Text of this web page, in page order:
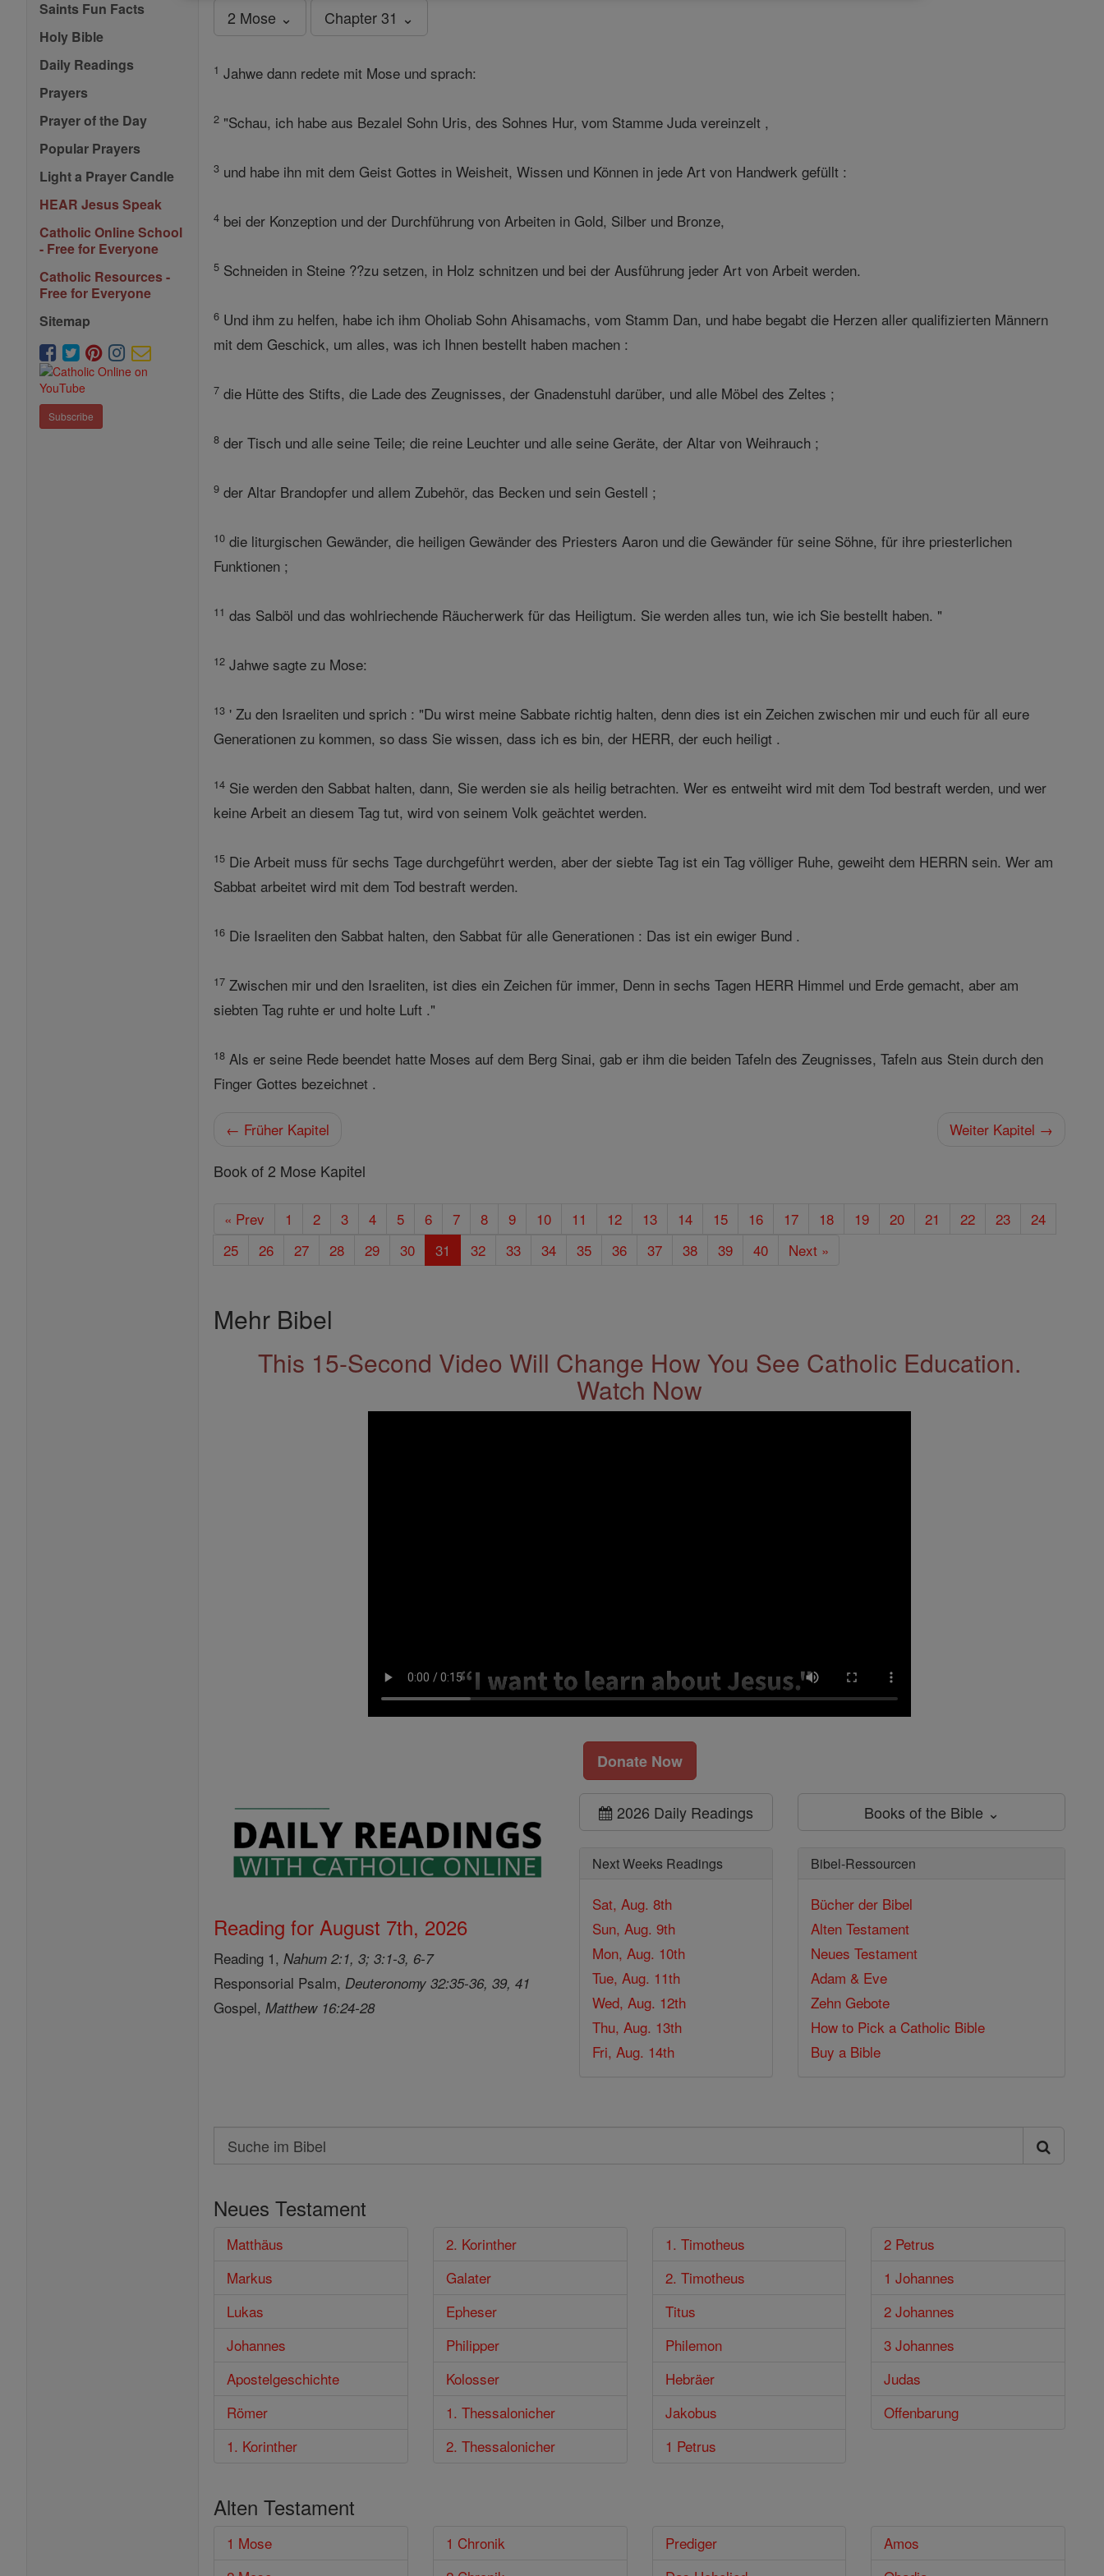
Saints Fun Facts
Holy Bible
Daily Readings
Prayers
Prayer of the Day
Popular Prayers
Light a Prayer Candle
HEAR Jesus Speak
Catholic Online School
- Free for Everyone
Catholic Resources -
Free for Everyone
Sitemap
Subscribe
2 Mose ⌄ Chapter 31 ⌄
1 Jahwe dann redete mit Mose und sprach:
2 "Schau, ich habe aus Bezalel Sohn Uris, des Sohnes Hur, vom Stamme Juda vereinzelt ,
3 und habe ihn mit dem Geist Gottes in Weisheit, Wissen und Können in jede Art von Handwerk gefüllt :
4 bei der Konzeption und der Durchführung von Arbeiten in Gold, Silber und Bronze,
5 Schneiden in Steine ??zu setzen, in Holz schnitzen und bei der Ausführung jeder Art von Arbeit werden.
6 Und ihm zu helfen, habe ich ihm Oholiab Sohn Ahisamachs, vom Stamm Dan, und habe begabt die Herzen aller qualifizierten Männern
mit dem Geschick, um alles, was ich Ihnen bestellt haben machen :
7 die Hütte des Stifts, die Lade des Zeugnisses, der Gnadenstuhl darüber, und alle Möbel des Zeltes ;
8 der Tisch und alle seine Teile; die reine Leuchter und alle seine Geräte, der Altar von Weihrauch ;
9 der Altar Brandopfer und allem Zubehör, das Becken und sein Gestell ;
10 die liturgischen Gewänder, die heiligen Gewänder des Priesters Aaron und die Gewänder für seine Söhne, für ihre priesterlichen
Funktionen ;
11 das Salböl und das wohlriechende Räucherwerk für das Heiligtum. Sie werden alles tun, wie ich Sie bestellt haben. "
12 Jahwe sagte zu Mose:
13 ' Zu den Israeliten und sprich : "Du wirst meine Sabbate richtig halten, denn dies ist ein Zeichen zwischen mir und euch für all eure
Generationen zu kommen, so dass Sie wissen, dass ich es bin, der HERR, der euch heiligt .
14 Sie werden den Sabbat halten, dann, Sie werden sie als heilig betrachten. Wer es entweiht wird mit dem Tod bestraft werden, und wer
keine Arbeit an diesem Tag tut, wird von seinem Volk geächtet werden.
15 Die Arbeit muss für sechs Tage durchgeführt werden, aber der siebte Tag ist ein Tag völliger Ruhe, geweiht dem HERRN sein. Wer am
Sabbat arbeitet wird mit dem Tod bestraft werden.
16 Die Israeliten den Sabbat halten, den Sabbat für alle Generationen : Das ist ein ewiger Bund .
17 Zwischen mir und den Israeliten, ist dies ein Zeichen für immer, Denn in sechs Tagen HERR Himmel und Erde gemacht, aber am
siebten Tag ruhte er und holte Luft ."
18 Als er seine Rede beendet hatte Moses auf dem Berg Sinai, gab er ihm die beiden Tafeln des Zeugnisses, Tafeln aus Stein durch den
Finger Gottes bezeichnet .
← Früher Kapitel Weiter Kapitel →
Book of 2 Mose Kapitel
« Prev 1 2 3 4 5 6 7 8 9 10 11 12 13 14 15 16 17 18 19 20 21 22 23
24
25
26 27 28 29 30 31 32 33 34 35 36 37 38 39 40 Next »
Mehr Bibel
This 15-Second Video Will Change How You See Catholic Education.
Watch Now
Donate Now
Reading for August 7th, 2026
Reading 1,Nahum 2:1, 3; 3:1-3, 6-7
Responsorial Psalm, Deuteronomy 32:35-36, 39, 41
Gospel,Matthew 16:24-28
2026 Daily Readings
Next Weeks Readings
Sat, Aug. 8th
Sun, Aug. 9th
Mon, Aug. 10th
Tue, Aug. 11th
Wed, Aug. 12th
Thu, Aug. 13th
Fri, Aug. 14th
Books of the Bible ⌄
Bibel-Ressourcen
Bücher der Bibel
Alten Testament
Neues Testament
Adam & Eve
Zehn Gebote
How to Pick a Catholic Bible
Buy a Bible
Search
Suche
Bibel
Neues Testament
Matthäus
Markus
Lukas
Johannes
Apostelgeschichte
Römer
1. Korinther
2. Korinther
Galater
Epheser
Philipper
Kolosser
1. Thessalonicher
2. Thessalonicher
1. Timotheus
2. Timotheus
Titus
Philemon
Hebräer
Jakobus
1 Petrus
2 Petrus
1 Johannes
2 Johannes
3 Johannes
Judas
Offenbarung
Alten Testament
1 Mose
1 Chronik
Prediger
Amos